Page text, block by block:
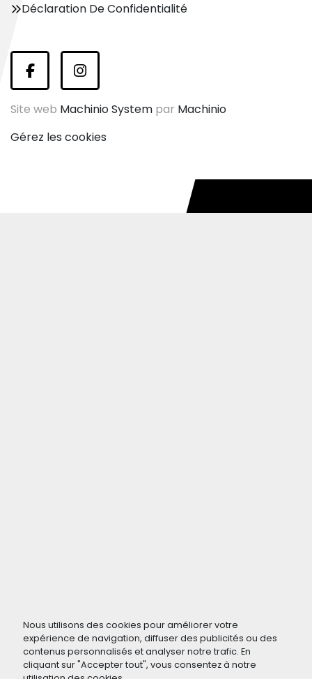
Nous utilisons des cookies pour améliorer votre
expérience de navigation, diffuser des publicités ou des
contenus personnalisés et analyser notre trafic. En
cliquant sur "Accepter tout", vous consentez à notre
Déclaration De Confidentialité
facebookinstagram
Site web Machinio System par Machinio
Gérez les cookies